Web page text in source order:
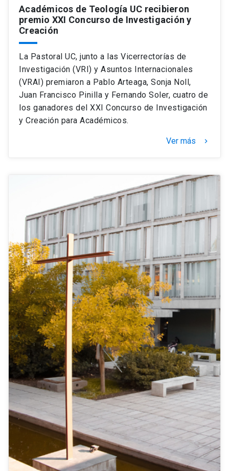
Académicos de Teología UC recibieron
premio XXI Concurso de Investigación y
Creación
La Pastoral UC, junto a las Vicerrectorías de
Investigación (VRI) y Asuntos Internacionales
(VRAI) premiaron a Pablo Arteaga, Sonja Noll,
Juan Francisco Pinilla y Fernando Soler, cuatro de
los ganadores del XXI Concurso de Investigación
y Creación para Académicos.
Ver más keyboard_arrow_right